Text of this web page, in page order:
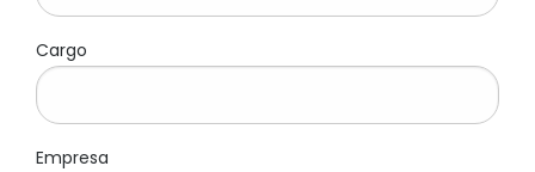
Cargo
Empresa